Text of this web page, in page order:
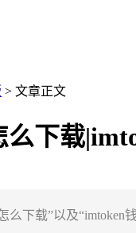
> 文章正文
下载
么下载”以及